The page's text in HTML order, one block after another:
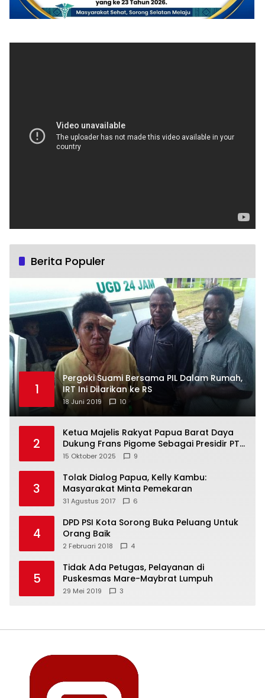
Berita Populer
1
Pergoki Suami Bersama PIL Dalam Rumah,
IRT Ini Dilarikan ke RS
18 Juni 2019 10
2
Ketua Majelis Rakyat Papua Barat Daya
Dukung Frans Pigome Sebagai Presidir PT
Freeport Indonesia
15 Oktober 2025 9
3
Tolak Dialog Papua, Kelly Kambu:
Masyarakat Minta Pemekaran
31 Agustus 2017 6
4
DPD PSI Kota Sorong Buka Peluang Untuk
Orang Baik
2 Februari 2018 4
5
Tidak Ada Petugas, Pelayanan di
Puskesmas Mare-Maybrat Lumpuh
29 Mei 2019 3